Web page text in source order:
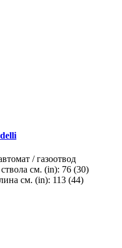
/ газоотвод
см. (in): 76 (30)
см. (in): 113 (44)